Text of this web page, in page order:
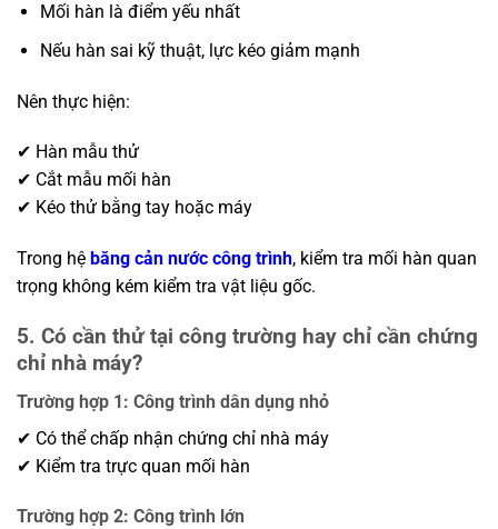
Mối hàn là điểm yếu nhất
Nếu hàn sai kỹ thuật, lực kéo giảm mạnh
Nên thực hiện:
✔ Hàn mẫu thử
✔ Cắt mẫu mối hàn
✔ Kéo thử bằng tay hoặc máy
Trong hệ băng cản nước công trình, kiểm tra mối hàn quan
trọng không kém kiểm tra vật liệu gốc.
5. Có cần thử tại công trường hay chỉ cần chứng
chỉ nhà máy?
Trường hợp 1: Công trình dân dụng nhỏ
✔ Có thể chấp nhận chứng chỉ nhà máy
✔ Kiểm tra trực quan mối hàn
Trường hợp 2: Công trình lớn